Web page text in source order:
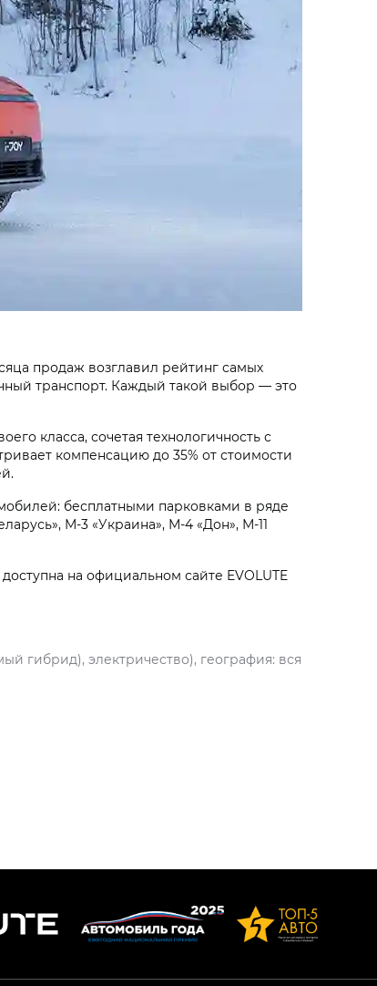
продаж возглавил рейтинг самых
транспорт. Каждый такой выбор — это
класса, сочетая технологичность с
компенсацию до 35% от стоимости
бесплатными парковками в ряде
М-3 «Украина», М-4 «Дон», М-11
на официальном сайте EVOLUTE
гибрид), электричество), география: вся